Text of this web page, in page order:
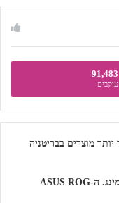
91,483
עוקבים
אסוס משווקת טלפון לגיימינג. ה-ASUS ROG